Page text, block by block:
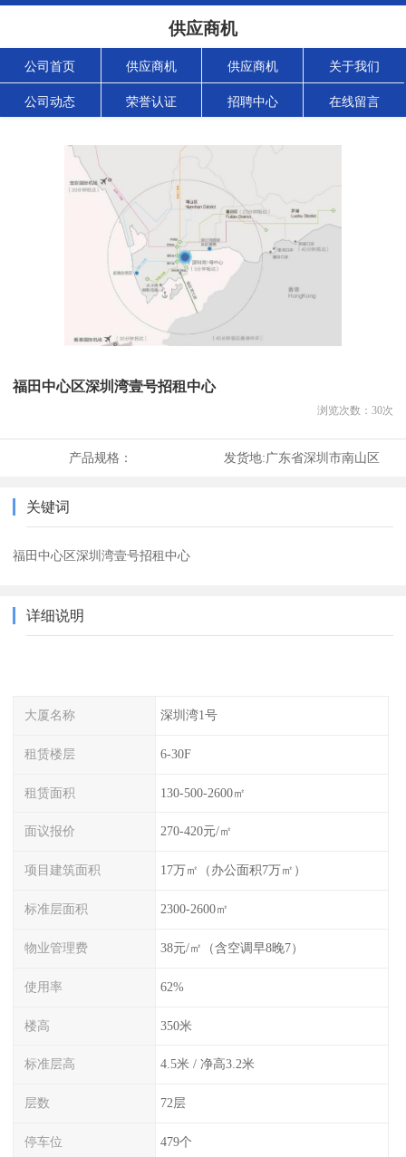
供应商机
公司首页 供应商机 供应商机 关于我们
公司动态 荣誉认证 招聘中心 在线留言
福田中心区深圳湾壹号招租中心
浏览次数： 30次
产品规格： 发货地:广东省深圳市南山区
关键词
福田中心区深圳湾壹号招租中心
详细说明
大厦名称 深圳湾1号
租赁楼层 6-30F
租赁面积 130-500-2600㎡
面议报价 270-420元/㎡
项目建筑面积 17万㎡（办公面积7万㎡）
标准层面积 2300-2600㎡
物业管理费 38元/㎡（含空调早8晚7）
使用率 62%
楼高 350米
标准层高 4.5米 / 净高3.2米
层数 72层
停车位 479个